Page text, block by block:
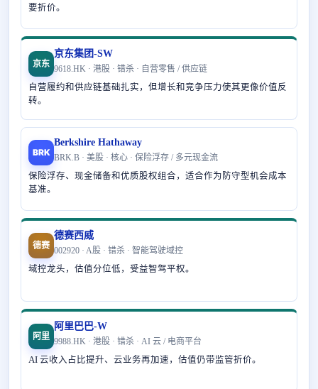
要折价。
京东
京东集团-SW
9618.HK · 港股 · 错杀 · 自营零售 / 供应链
自营履约和供应链基础扎实，但增长和竞争压力使其更像价值反
转。
BRK
Berkshire Hathaway
BRK.B · 美股 · 核心 · 保险浮存 / 多元现金流
保险浮存、现金储备和优质股权组合，适合作为防守型机会成本
基准。
德赛
德赛西威
002920 · A股 · 错杀 · 智能驾驶域控
域控龙头，估值分位低，受益智驾平权。
阿里
阿里巴巴-W
9988.HK · 港股 · 错杀 · AI 云 / 电商平台
AI 云收入占比提升、云业务再加速，估值仍带监管折价。